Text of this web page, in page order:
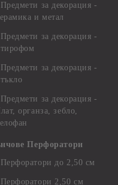
Предмети за декорация -
и метал
Предмети за декорация -
Предмети за декорация -
Предмети за декорация -
органза, зебло,
Перфоратори
Перфоратори до 2,50 см
Перфоратори 2,50 см